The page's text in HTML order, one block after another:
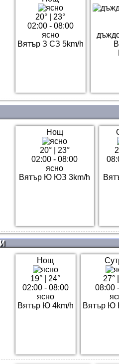
20°
23°
02:00 - 08:00
ясно
Вятър З СЗ 5km/h
Нощ
20°| 23°
02:00 - 08:00
ясно
Вятър Ю ЮЗ 3km/h
Нощ
19°
24°
02:00 - 08:00
ясно
Вятър Ю 4km/h
27°
08:00
Вятър Ю